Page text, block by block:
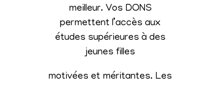
meilleur. Vos DONS
permettent l’accès aux
études supérieures à des
jeunes filles
motivées et méritantes. Les